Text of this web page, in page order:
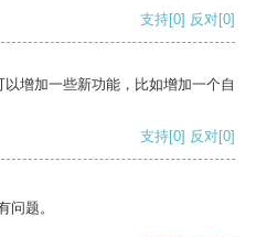
支持[0] 反对[0]
增加一些新功能，比如增加一个自
支持[0] 反对[0]
问题。